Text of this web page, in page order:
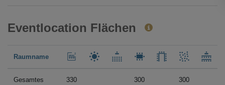
Eventlocation Flächen
Raumname
Gesamtes
330 300 300